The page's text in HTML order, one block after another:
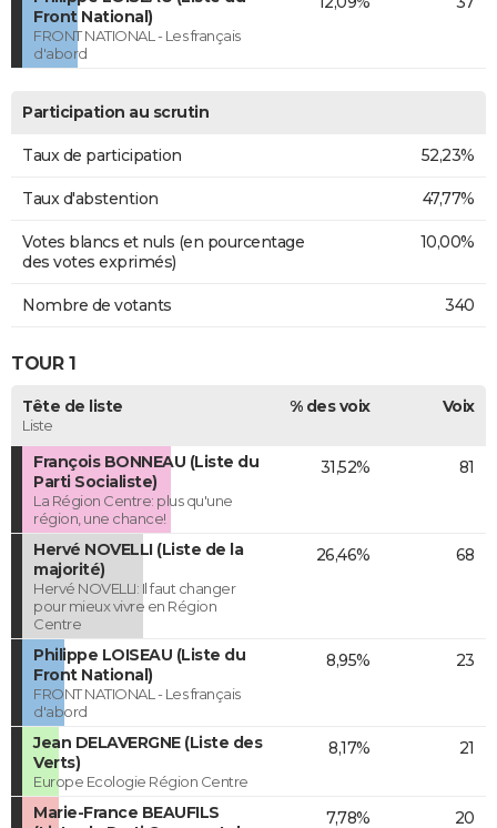
Front National)
FRONT NATIONAL - Les français
d'abord
Participation au scrutin
Taux de participation 52,23%
Taux d'abstention 47,77%
Votes blancs et nuls (en pourcentage
des votes exprimés)
10,00%
Nombre de votants 340
TOUR 1
Tête de liste
Liste
% des voix Voix
François BONNEAU (Liste du
Parti Socialiste)
La Région Centre: plus qu'une
région, une chance!
31,52% 81
Hervé NOVELLI (Liste de la
majorité)
Hervé NOVELLI: Il faut changer
pour mieux vivre en Région
Centre
26,46% 68
Philippe LOISEAU (Liste du
Front National)
FRONT NATIONAL - Les français
d'abord
8,95% 23
Jean DELAVERGNE (Liste des
Verts)
Europe Ecologie Région Centre
8,17% 21
Marie-France BEAUFILS
7,78% 20